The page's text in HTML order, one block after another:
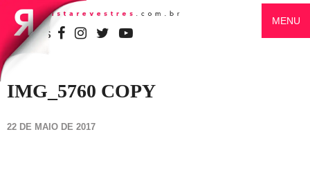
SIGA-NOS
MENU
IMG_5760 COPY
22 DE MAIO DE 2017